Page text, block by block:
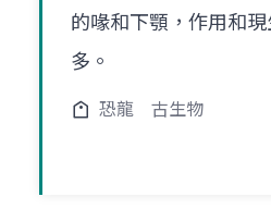
的喙和下顎，作用和
多。
恐龍 古生物